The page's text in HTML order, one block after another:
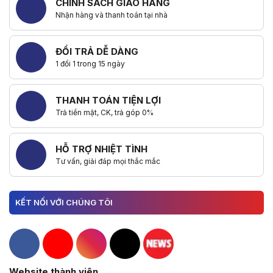
CHÍNH SÁCH GIAO HÀNG
Nhận hàng và thanh toán tại nhà
ĐỔI TRẢ DỄ DÀNG
1 đổi 1 trong 15 ngày
THANH TOÁN TIỆN LỢI
Trả tiền mặt, CK, trả góp 0%
HỖ TRỢ NHIỆT TÌNH
Tư vấn, giải đáp mọi thắc mắc
KẾT NỐI VỚI CHÚNG TÔI
Hacom Facebook
Hacom YouTube
Hacom Instagram
Hacom TikTok